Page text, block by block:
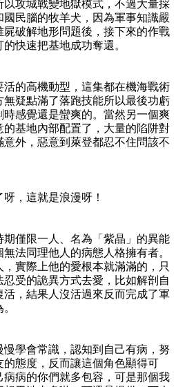
攻城戰變地獄模式，不過大量採
民腦的牧羊犬，因為軍事知識嚴
破解地形問題後，接下來的作戰
快速把基地成功奪還。
活的高機動型，這集都在機海戰術
疑點滿了落跑技能所以最後功虧
感覺還是蠻爽的。當然另一個爽
基地內部配置了，大量的陷阱對
外，惡意到萊登都忍不住問該不
，這就是浪漫呀！
僅限一人、名為「紫晶」的異能
法同理他人的病態人格擁有者。
實際上他的愛根本就滿滿的，只
受的詭異方式去愛，比如解剖自
，結果人沒活過來反而完成了軍
學會常識，認知到自己有病，努
態度，反而讓這個角色顯得可
病的你們就多包容，可是那個我